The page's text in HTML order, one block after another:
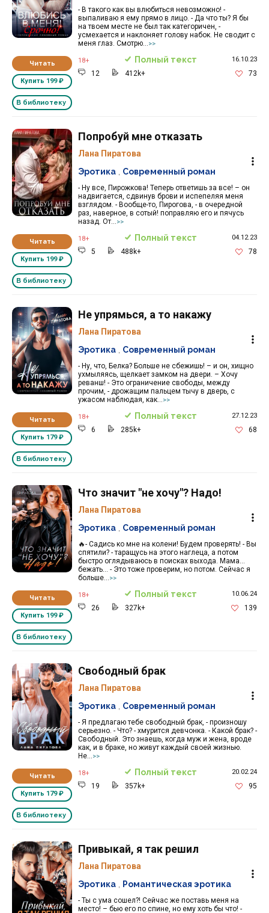
Читать
Купить 199 ₽
В библиотеку
- В такого как вы влюбиться невозможно! -
выпаливаю я ему прямо в лицо. - Да что ты? Я бы
на твоем месте не был так категоричен, -
усмехается и наклоняет голову набок. Не сводит с
меня глаз. Смотрю...
>>
18+ Полный текст 16.10.23
12 412k+ 73
Читать
Купить 199 ₽
В библиотеку
Попробуй мне отказать
Лана Пиратова
- Ну все, Пирожкова! Теперь ответишь за все! – он
надвигается, сдвинув брови и испепеляя меня
взглядом. - Вообще-то, Пирогова, - в очередной
раз, наверное, в сотый! поправляю его и пячусь
назад. От...
>>
Эротика Современный роман
18+ Полный текст 04.12.23
5 488k+ 78
Читать
Купить 179 ₽
В библиотеку
Не упрямься, а то накажу
Лана Пиратова
- Ну, что, Белка? Больше не сбежишь! – и он, хищно
ухмыляясь, щелкает замком на двери. – Хочу
реванш! - Это ограничение свободы, между
прочим, - дрожащим пальцем тычу в дверь, с
ужасом наблюдая, как...
>>
Эротика Современный роман
18+ Полный текст 27.12.23
6 285k+ 68
Читать
Купить 199 ₽
В библиотеку
Что значит "не хочу"? Надо!
Лана Пиратова
🔥- Садись ко мне на колени! Будем проверять! - Вы
спятили? - таращусь на этого наглеца, а потом
быстро оглядываюсь в поисках выхода. Мама...
бежать... - Это тоже проверим, но потом. Сейчас я
больше...
>>
Эротика Современный роман
18+ Полный текст 10.06.24
26 327k+ 139
Читать
Купить 179 ₽
В библиотеку
Свободный брак
Лана Пиратова
- Я предлагаю тебе свободный брак, - произношу
серьезно. - Что? - хмурится девчонка. - Какой брак? -
Свободный. Это знаешь, когда муж и жена, вроде
как, и в браке, но живут каждый своей жизнью.
Не...
>>
Эротика Современный роман
18+ Полный текст 20.02.24
19 357k+ 95
Привыкай, я так решил
Лана Пиратова
- Ты с ума сошел?! Сейчас же поставь меня на
место! – бью его по спине, но ему хоть бы что! -
Эротика Романтическая эротика